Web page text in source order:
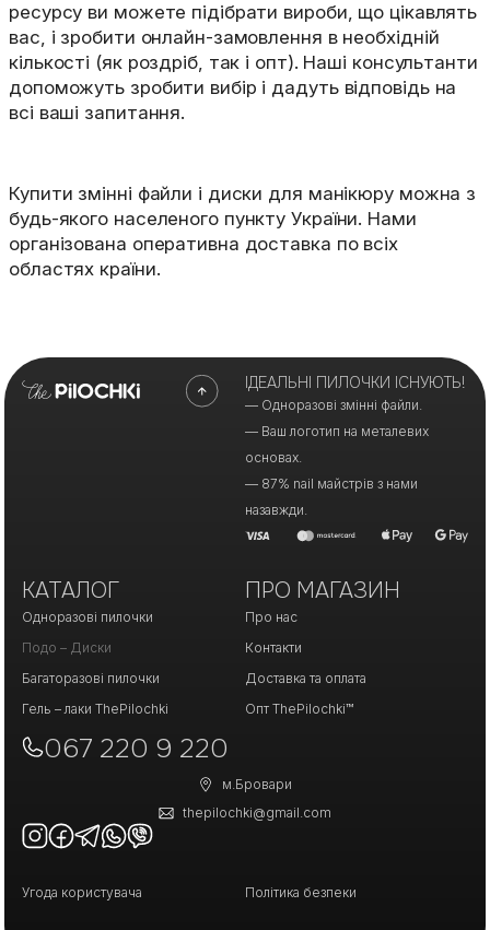
ресурсу ви можете підібрати вироби, що цікавлять
вас, і зробити онлайн-замовлення в необхідній
кількості (як роздріб, так і опт). Наші консультанти
допоможуть зробити вибір і дадуть відповідь на
всі ваші запитання.
Купити змінні файли і диски для манікюру можна з
будь-якого населеного пункту України. Нами
організована оперативна доставка по всіх
областях країни.
ІДЕАЛЬНІ ПИЛОЧКИ ІСНУЮТЬ!
— Одноразові змінні файли.
— Ваш логотип на металевих
основах.
— 87% nail майстрів з нами
назавжди.
КАТАЛОГ
Одноразові пилочки
Подо – Диски
Багаторазові пилочки
Гель – лаки ThePilochki
ПРО МАГАЗИН
Про нас
Контакти
Доставка та оплата
Опт ThePilochki™
067 220 9 220
м.Бровари
thepilochki@gmail.com
Угода користувача Політика безпеки